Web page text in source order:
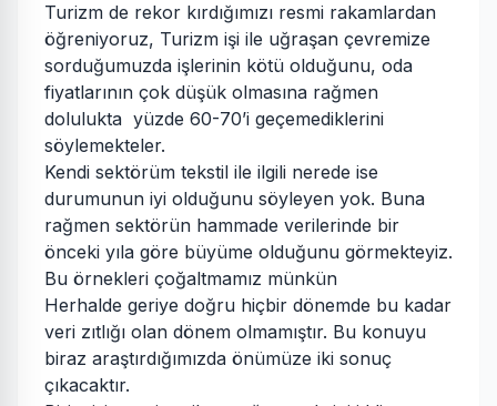
Turizm de rekor kırdığımızı resmi rakamlardan
öğreniyoruz, Turizm işi ile uğraşan çevremize
sorduğumuzda işlerinin kötü olduğunu, oda
fiyatlarının çok düşük olmasına rağmen
dolulukta yüzde 60-70’i geçemediklerini
söylemekteler.
Kendi sektörüm tekstil ile ilgili nerede ise
durumunun iyi olduğunu söyleyen yok. Buna
rağmen sektörün hammade verilerinde bir
önceki yıla göre büyüme olduğunu görmekteyiz.
Bu örnekleri çoğaltmamız münkün
Herhalde geriye doğru hiçbir dönemde bu kadar
veri zıtlığı olan dönem olmamıştır. Bu konuyu
biraz araştırdığımızda önümüze iki sonuç
çıkacaktır.